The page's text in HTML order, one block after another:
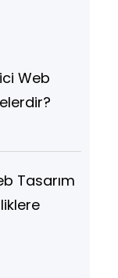
Web
Tasarım